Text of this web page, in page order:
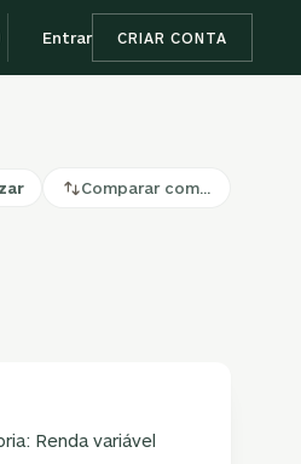
Entrar CRIAR CONTA
Comparar com…
Renda variável